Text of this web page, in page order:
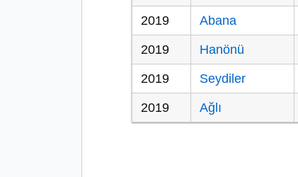
2019 Abana
2019 Hanönü
2019 Seydiler
2019 Ağlı